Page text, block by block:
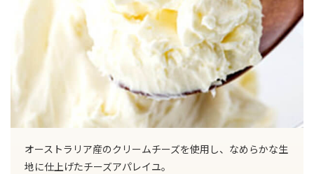
オーストラリア産のクリームチーズを使用し、なめらかな生
地に仕上げたチーズアパレイユ。